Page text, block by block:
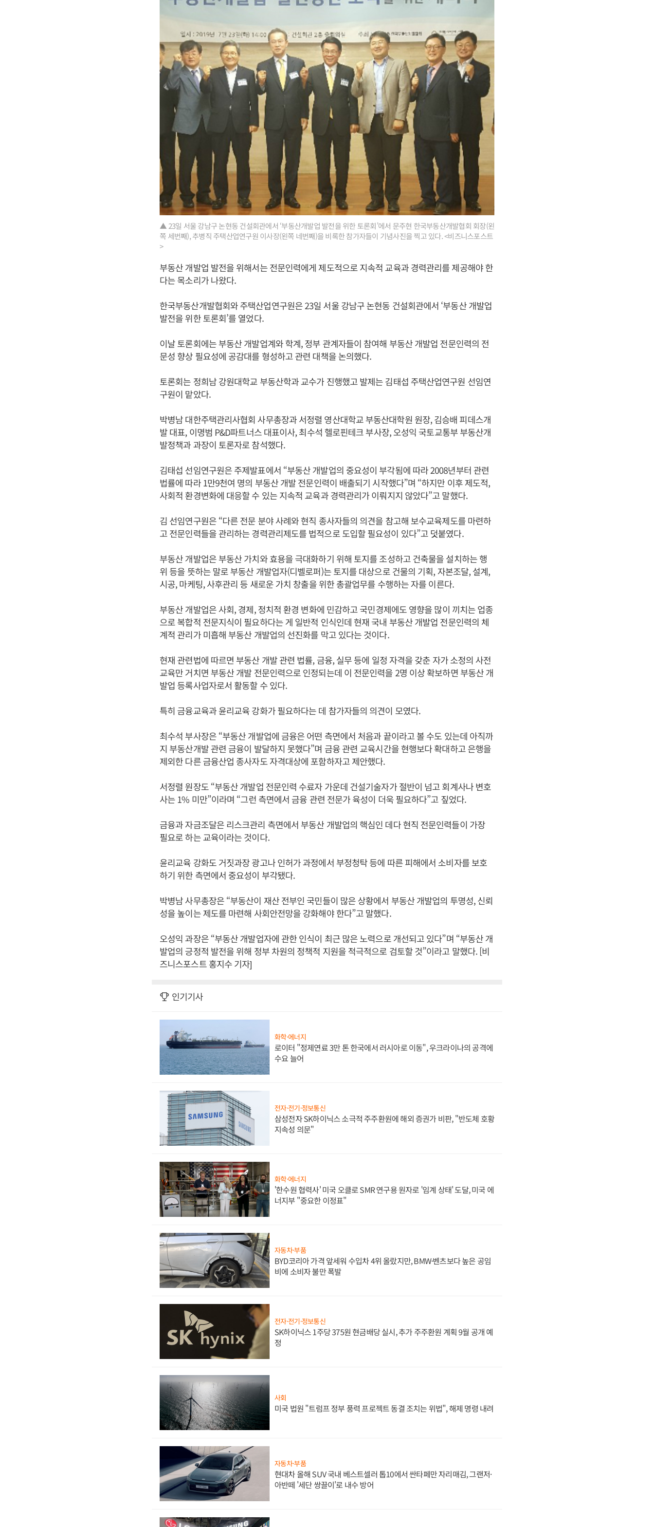
▲ 23일 서울 강남구 논현동 건설회관에서 ‘부동산개발업 발전을 위한 토론회’에서 문주현 한국부동산개발협회 회장(왼
쪽 세번째), 추병직 주택산업연구원 이사장(왼쪽 네번째)을 비록한 참가자들이 기념사진을 찍고 있다. <비즈니스포스트
>
부동산 개발업 발전을 위해서는 전문인력에게 제도적으로 지속적 교육과 경력관리를 제공해야 한
다는 목소리가 나왔다.
한국부동산개발협회와 주택산업연구원은 23일 서울 강남구 논현동 건설회관에서 ‘부동산 개발업
발전을 위한 토론회’를 열었다.
이날 토론회에는 부동산 개발업계와 학계, 정부 관계자들이 참여해 부동산 개발업 전문인력의 전
문성 향상 필요성에 공감대를 형성하고 관련 대책을 논의했다.
토론회는 정희남 강원대학교 부동산학과 교수가 진행했고 발제는 김태섭 주택산업연구원 선임연
구원이 맡았다.
박병남 대한주택관리사협회 사무총장과 서정렬 영산대학교 부동산대학원 원장, 김승배 피데스개
발 대표, 이명범 P&D파트너스 대표이사, 최수석 헬로핀테크 부사장, 오성익 국토교통부 부동산개
발정책과 과장이 토론자로 참석했다.
김태섭 선임연구원은 주제발표에서 “부동산 개발업의 중요성이 부각됨에 따라 2008년부터 관련
법률에 따라 1만9천여 명의 부동산 개발 전문인력이 배출되기 시작했다”며 “하지만 이후 제도적,
사회적 환경변화에 대응할 수 있는 지속적 교육과 경력관리가 이뤄지지 않았다”고 말했다.
김 선임연구원은 “다른 전문 분야 사례와 현직 종사자들의 의견을 참고해 보수교육제도를 마련하
고 전문인력들을 관리하는 경력관리제도를 법적으로 도입할 필요성이 있다”고 덧붙였다.
부동산 개발업은 부동산 가치와 효용을 극대화하기 위해 토지를 조성하고 건축물을 설치하는 행
위 등을 뜻하는 말로 부동산 개발업자(디벨로퍼)는 토지를 대상으로 건물의 기획, 자본조달, 설계,
시공, 마케팅, 사후관리 등 새로운 가치 창출을 위한 총괄업무를 수행하는 자를 이른다.
부동산 개발업은 사회, 경제, 정치적 환경 변화에 민감하고 국민경제에도 영향을 많이 끼치는 업종
으로 복합적 전문지식이 필요하다는 게 일반적 인식인데 현재 국내 부동산 개발업 전문인력의 체
계적 관리가 미흡해 부동산 개발업의 선진화를 막고 있다는 것이다.
현재 관련법에 따르면 부동산 개발 관련 법률, 금융, 실무 등에 일정 자격을 갖춘 자가 소정의 사전
교육만 거치면 부동산 개발 전문인력으로 인정되는데 이 전문인력을 2명 이상 확보하면 부동산 개
발업 등록사업자로서 활동할 수 있다.
특히 금융교육과 윤리교육 강화가 필요하다는 데 참가자들의 의견이 모였다.
최수석 부사장은 “부동산 개발업에 금융은 어떤 측면에서 처음과 끝이라고 볼 수도 있는데 아직까
지 부동산개발 관련 금융이 발달하지 못했다”며 금융 관련 교육시간을 현행보다 확대하고 은행을
제외한 다른 금융산업 종사자도 자격대상에 포함하자고 제안했다.
서정렬 원장도 “부동산 개발업 전문인력 수료자 가운데 건설기술자가 절반이 넘고 회계사나 변호
사는 1% 미만”이라며 “그런 측면에서 금융 관련 전문가 육성이 더욱 필요하다”고 짚었다.
금융과 자금조달은 리스크관리 측면에서 부동산 개발업의 핵심인 데다 현직 전문인력들이 가장
필요로 하는 교육이라는 것이다.
윤리교육 강화도 거짓과장 광고나 인허가 과정에서 부정청탁 등에 따른 피해에서 소비자를 보호
하기 위한 측면에서 중요성이 부각됐다.
박병남 사무총장은 “부동산이 재산 전부인 국민들이 많은 상황에서 부동산 개발업의 투명성, 신뢰
성을 높이는 제도를 마련해 사회안전망을 강화해야 한다”고 말했다.
오성익 과장은 “부동산 개발업자에 관한 인식이 최근 많은 노력으로 개선되고 있다”며 “부동산 개
발업의 긍정적 발전을 위해 정부 차원의 정책적 지원을 적극적으로 검토할 것”이라고 말했다. [비
즈니스포스트 홍지수 기자]
인기기사
화학·에너지
로이터 "정제연료 3만 톤 한국에서 러시아로 이동", 우크라이나의 공격에
수요 늘어
전자·전기·정보통신
삼성전자 SK하이닉스 소극적 주주환원에 해외 증권가 비판, "반도체 호황
지속성 의문"
화학·에너지
'한수원 협력사' 미국 오클로 SMR 연구용 원자로 '임계 상태' 도달, 미국 에
너지부 "중요한 이정표"
자동차·부품
BYD코리아 가격 앞세워 수입차 4위 올랐지만, BMW·벤츠보다 높은 공임
비에 소비자 불만 폭발
전자·전기·정보통신
SK하이닉스 1주당 375원 현금배당 실시, 추가 주주환원 계획 9월 공개 예
정
사회
미국 법원 "트럼프 정부 풍력 프로젝트 동결 조치는 위법", 해제 명령 내려
자동차·부품
현대차 올해 SUV 국내 베스트셀러 톱10에서 싼타페만 자리매김, 그랜저·
아반떼 '세단 쌍끌이'로 내수 방어